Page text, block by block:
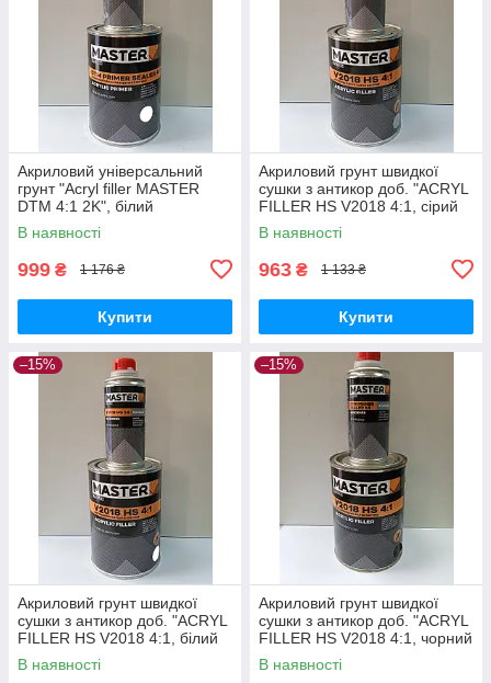
Акриловий універсальний
грунт "Acryl filler MASTER
DTM 4:1 2K", білий
(0,80л+0,20л), TROTON
Master
В наявності
999 ₴ 1 176 ₴
Купити
Акриловий грунт швидкої
сушки з антикор доб. "ACRYL
FILLER HS V2018 4:1, сірий
Anticorrosive Rapid Drying"
TROTON Master
В наявності
963 ₴ 1 133 ₴
Купити
–15%
Акриловий грунт швидкої
сушки з антикор доб. "ACRYL
FILLER HS V2018 4:1, білий
Anticorrosive Rapid Drying"
TROTON Master
В наявності
–15%
Акриловий грунт швидкої
сушки з антикор доб. "ACRYL
FILLER HS V2018 4:1, чорний
Anticorrosive Rapid Drying"
TROTON Master
В наявності